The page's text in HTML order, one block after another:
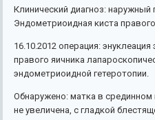
Клинический диагноз:
Эндометриоидная киста
16.10.2012 операция:
правого яичника
эндометриоидной гетеротопии.
Обнаружено: матка в
не увеличена, с гладкой